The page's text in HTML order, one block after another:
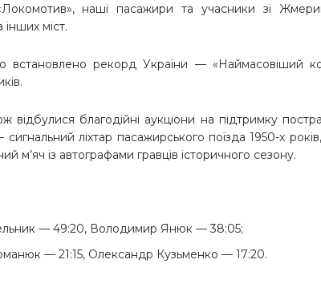
наші пасажири та учасники зі
міст.
встановлено рекорд України — «Наймасовіший
відбулися благодійні аукціони на підтримку
ліхтар пасажирського поїзда 1950-х
м’яч із автографами гравців історичного сезону.
— 49:20, Володимир Янюк — 38:05;
— 21:15, Олександр Кузьменко — 17:20.